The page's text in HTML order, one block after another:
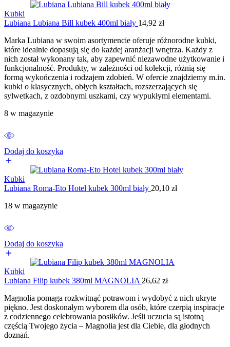
Kubki
Lubiana Lubiana Bill kubek 400ml biały 14,92 zł
Marka Lubiana w swoim asortymencie oferuje różnorodne kubki,
które idealnie dopasują się do każdej aranżacji wnętrza. Każdy z
nich został wykonany tak, aby zapewnić niezawodne użytkowanie i
funkcjonalność. Produkty, w zależności od kolekcji, różnią się
formą wykończenia i rodzajem zdobień. W ofercie znajdziemy m.in.
kubki o klasycznych, obłych kształtach, rozszerzających się
sylwetkach, z ozdobnymi uszkami, czy wypukłymi elementami.
8 w magazynie
Dodaj do koszyka
Kubki
Lubiana Roma-Eto Hotel kubek 300ml biały 20,10 zł
18 w magazynie
Dodaj do koszyka
Kubki
Lubiana Filip kubek 380ml MAGNOLIA 26,62 zł
Magnolia pomaga rozkwitnąć potrawom i wydobyć z nich ukryte
piękno. Jest doskonałym wyborem dla osób, które czerpią inspiracje
z codziennego celebrowania posiłków. Jeśli uczucia są istotną
częścią Twojego życia – Magnolia jest dla Ciebie, dla głodnych
doznań.